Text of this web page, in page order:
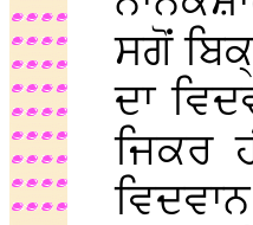
ਸਗੋਂ
ਦਾ
ਜਿਕਰ